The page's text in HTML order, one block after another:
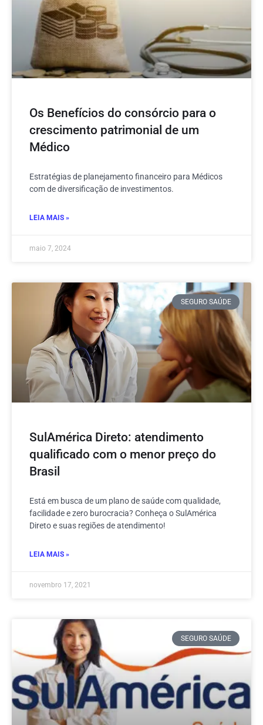
Os Benefícios do consórcio para o
crescimento patrimonial de um
Médico
Estratégias de planejamento financeiro para Médicos
com de diversificação de investimentos.
LEIA MAIS »
maio 7, 2024
SEGURO SAÚDE
SulAmérica Direto: atendimento
qualificado com o menor preço do
Brasil
Está em busca de um plano de saúde com qualidade,
facilidade e zero burocracia? Conheça o SulAmérica
Direto e suas regiões de atendimento!
LEIA MAIS »
novembro 17, 2021
SEGURO SAÚDE